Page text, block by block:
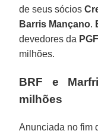
de seus sócios
Barris Mançano.
devedores da
milhões.
BRF e
milhões
Anunciada no fim